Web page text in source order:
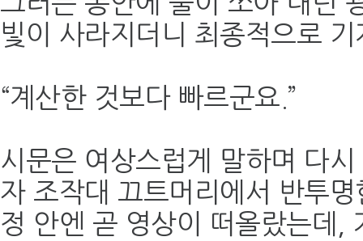
빛이 사라지더니 최종적으로
“계산한 것보다 빠르군요.”
시문은 여상스럽게 말하며 다
자 조작대 끄트머리에서 반투
정 안엔 곧 영상이 떠올랐는데,